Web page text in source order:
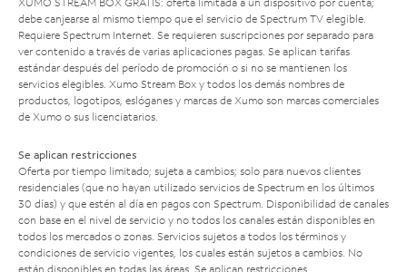
debe canjearse al mismo tiempo que el servicio de Spectrum TV elegible.
Requiere Spectrum Internet. Se requieren suscripciones por separado para
ver contenido a través de varias aplicaciones pagas. Se aplican tarifas
estándar después del período de promoción o si no se mantienen los
servicios elegibles. Xumo Stream Box y todos los demás nombres de
productos, logotipos, eslóganes y marcas de Xumo son marcas comerciales
de Xumo o sus licenciatarios.
Se aplican restricciones
Oferta por tiempo limitado; sujeta a cambios; solo para nuevos clientes
residenciales (que no hayan utilizado servicios de Spectrum en los últimos
30 días) y que estén al día en pagos con Spectrum. Disponibilidad de canales
con base en el nivel de servicio y no todos los canales están disponibles en
todos los mercados o zonas. Servicios sujetos a todos los términos y
condiciones de servicio vigentes, los cuales están sujetos a cambios. No
están disponibles en todas las áreas. Se aplican restricciones.